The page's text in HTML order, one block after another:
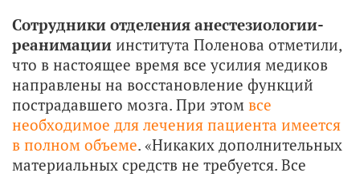
Сотрудники отделения анестезиологии-
реанимации института Поленова отметили,
что в настоящее время все усилия медиков
направлены на восстановление функций
пострадавшего мозга. При этом все
необходимое для лечения пациента имеется
в полном объеме. «Никаких дополнительных
материальных средств не требуется. Все